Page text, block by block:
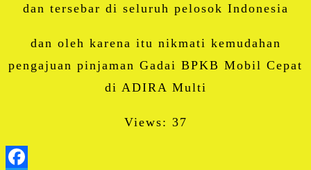
dan tersebar di seluruh pelosok Indonesia
dan oleh karena itu nikmati kemudahan
pengajuan pinjaman Gadai BPKB Mobil Cepat
di ADIRA Multi
Views: 37